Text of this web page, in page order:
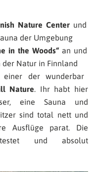
Nature Center und
der Umgebung
in the Woods“an und
Natur in Finnland
der wunderbar
Nature. Ihr habt hier
eine Sauna und
sind total nett und
Ausflüge parat. Die
und absolut